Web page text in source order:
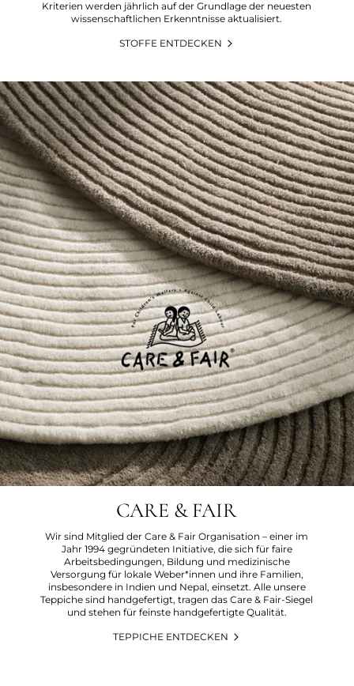
Kriterien werden jährlich auf der Grundlage der neuesten
wissenschaftlichen Erkenntnisse aktualisiert.
STOFFE ENTDECKEN
CARE & FAIR
Wir sind Mitglied der Care & Fair Organisation – einer im
Jahr 1994 gegründeten Initiative, die sich für faire
Arbeitsbedingungen, Bildung und medizinische
Versorgung für lokale Weber*innen und ihre Familien,
insbesondere in Indien und Nepal, einsetzt. Alle unsere
Teppiche sind handgefertigt, tragen das Care & Fair-Siegel
und stehen für feinste handgefertigte Qualität.
TEPPICHE ENTDECKEN